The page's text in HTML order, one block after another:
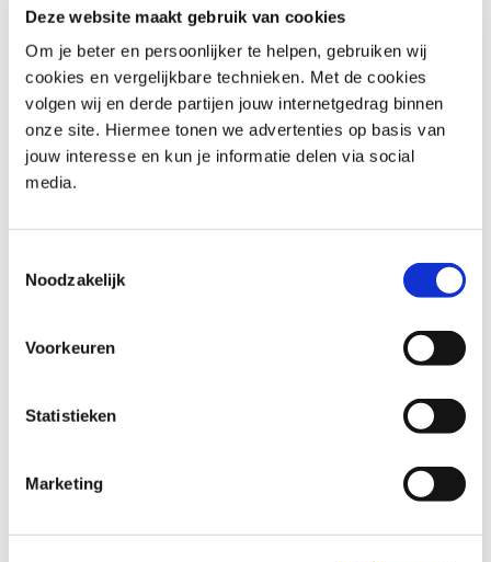
Deze website maakt gebruik van cookies
Om je beter en persoonlijker te helpen, gebruiken wij
cookies en vergelijkbare technieken. Met de cookies
volgen wij en derde partijen jouw internetgedrag binnen
onze site. Hiermee tonen we advertenties op basis van
jouw interesse en kun je informatie delen via social
media.
Noodzakelijk
Voorkeuren
Statistieken
Marketing
je waardevolle inzichten in je eigen gedrag en dat van
anderen. Dit begrip bevordert betere communicatie en
samenwerking binnen teams. De expertise van onze
trainers voegt een praktische dimensie toe aan de
theoretische concepten, met real-world inzichten en best
practices. Deze training gaat niet alleen over leren; het
gaat erom deze inzichten toe te passen om een
harmonieuze en productieve werkomgeving te creëren.
Voor wie is Insights Discovery
en anderen wil halen, zoals:
door de diverse persoonlijkheden binnen je team te
HR-professionals: Krijg tools om medewerkers met
verschillende gedragsstijlen beter te beheren en te